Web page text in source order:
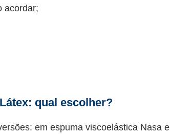
acordar;
qual escolher?
em espuma viscoelástica Nasa e